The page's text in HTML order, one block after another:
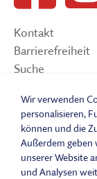
Kontakt
Barrierefreiheit
Suche
Impressum
Leichte Sprache
Wir verwenden
personalisieren,
können und die
Außerdem geben
unserer Website
und Analysen